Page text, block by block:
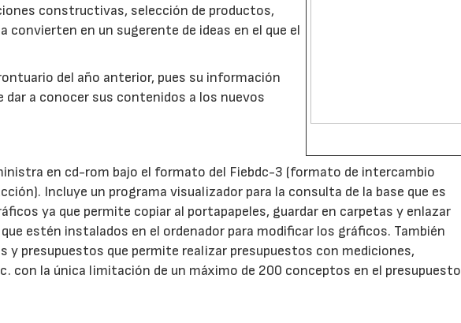
constructivas, selección de productos,
convierten en un sugerente de ideas en el que el
del año anterior, pues su información
dar a conocer sus contenidos a los nuevos
en cd-rom bajo el formato del Fiebdc-3 (formato de intercambio
Incluye un programa visualizador para la consulta de la base que es
ya que permite copiar al portapapeles, guardar en carpetas y enlazar
estén instalados en el ordenador para modificar los gráficos. También
y presupuestos que permite realizar presupuestos con mediciones,
con la única limitación de un máximo de 200 conceptos en el presupuesto